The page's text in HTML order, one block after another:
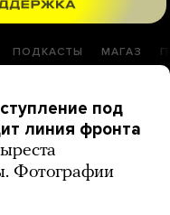
ПОДКАСТЫ МАГАЗ
под
линия фронта
Фотографии